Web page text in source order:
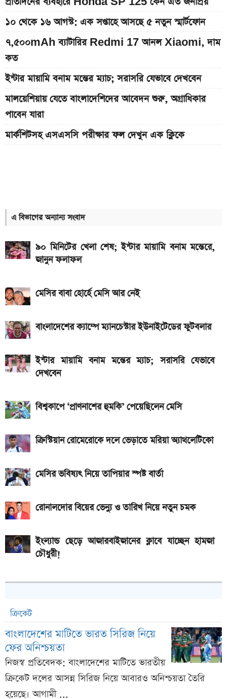
১০ থেকে ১৬ আগস্ট: এক সপ্তাহে আসছে ৫ নতুন স্মার্টফোন
৭,৫০০mAh ব্যাটারির Redmi 17 আনল Xiaomi, দাম
কত
ইন্টার মায়ামি বনাম মন্তের ম্যাচ; সরাসরি যেভাবে দেখবেন
মালয়েশিয়ায় যেতে বাংলাদেশিদের আবেদন শুরু, অগ্রাধিকার
পাবেন যারা
মার্কশিটসহ এসএসসি পরীক্ষার ফল দেখুন এক ক্লিকে
৭,৫০০mAh ব্যাটারি ও ১২০Hz ডিসপ্লে
৭৫০০mAh ব্যাটারি নিয়ে বাজারে এলো Redmi 17 5G
ও 4G
iQOO Z11-এ থাকছে ৬.৮৩ ইঞ্চির কার্ভড AMOLED
Bajaj Pulsar N160 S: দাম, ইঞ্জিন, ফিচার ও
Yamaha MT-15 V2 2026: নতুন ৬ রঙে আরও
আকর্ষণীয় স্পোর্টস বাইক
আজকের সকল দেশের টাকার রেট: ০৯ আগস্ট ২০২৬
মাইলেজ ও দাম
এ বিভাগের অন্যান্য সংবাদ
৯০ মিনিটের খেলা শেষ; ইন্টার মায়ামি বনাম মন্তেরে,
জানুন ফলাফল
মেসির বাবা হোর্হে মেসি আর নেই
বাংলাদেশের ক্যাম্পে ম্যানচেস্টার ইউনাইটেডের ফুটবলার
ইন্টার মায়ামি বনাম মন্তের ম্যাচ; সরাসরি যেভাবে
দেখবেন
বিশ্বকাপে ‘প্রাণনাশের হুমকি’ পেয়েছিলেন মেসি
ক্রিস্টিয়ান রোমেরোকে দলে ভেড়াতে মরিয়া অ্যাথলেটিকো
মেসির ভবিষ্যৎ নিয়ে তাপিয়ার স্পষ্ট বার্তা
রোনালদোর বিয়ের ভেন্যু ও তারিখ নিয়ে নতুন চমক
ইংল্যান্ড ছেড়ে আজারবাইজানের ক্লাবে যাচ্ছেন হামজা
চৌধুরী!
ক্রিকেট
বাংলাদেশের মাটিতে ভারত সিরিজ নিয়ে
ফের অনিশ্চয়তা
নিজস্ব প্রতিবেদক: বাংলাদেশের মাটিতে ভারতীয়
ক্রিকেট দলের আসন্ন সিরিজ নিয়ে আবারও অনিশ্চয়তা তৈরি
হয়েছে। আগামী ...